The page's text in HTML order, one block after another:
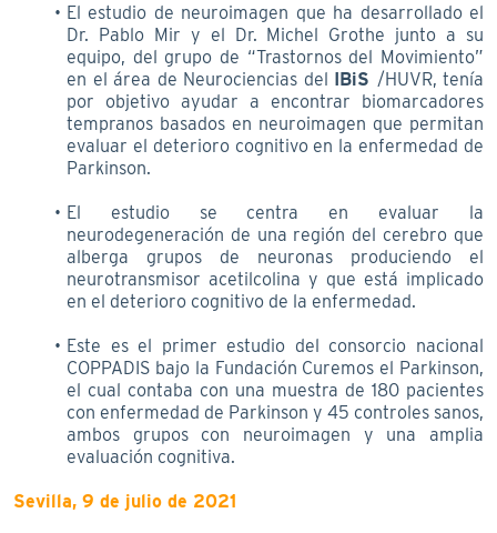
El estudio de neuroimagen que ha desarrollado el
Dr. Pablo Mir y el Dr. Michel Grothe junto a su
equipo, del grupo de “Trastornos del Movimiento”
en el área de Neurociencias del IBiS /HUVR, tenía
por objetivo ayudar a encontrar biomarcadores
tempranos basados en neuroimagen que permitan
evaluar el deterioro cognitivo en la enfermedad de
Parkinson.
El estudio se centra en evaluar la
neurodegeneración de una región del cerebro que
alberga grupos de neuronas produciendo el
neurotransmisor acetilcolina y que está implicado
en el deterioro cognitivo de la enfermedad.
Este es el primer estudio del consorcio nacional
COPPADIS bajo la Fundación Curemos el Parkinson,
el cual contaba con una muestra de 180 pacientes
con enfermedad de Parkinson y 45 controles sanos,
ambos grupos con neuroimagen y una amplia
evaluación cognitiva.
Sevilla, 9 de julio de 2021